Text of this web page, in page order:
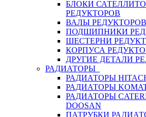
БЛОКИ
РЕДУКТОРОВ
ВАЛЫ РЕДУКТОРОВ
ПОДШИПНИКИ
ШЕСТЕРНИ
КОРПУСА
ДРУГИЕ ДЕТАЛИ
РАДИАТОРЫ
РАДИАТОРЫ
РАДИАТОРЫ
РАДИАТОРЫ
DOOSAN
ПАТРУБКИ